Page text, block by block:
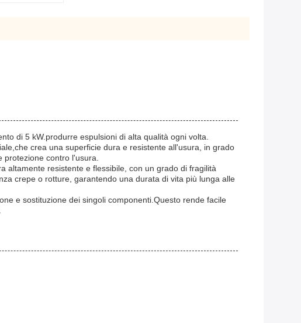
di 5 kW.produrre espulsioni di alta qualità ogni volta.
crea una superficie dura e resistente all'usura, in grado
contro l'usura.
altamente resistente e flessibile, con un grado di fragilità
crepe o rotture, garantendo una durata di vita più lunga alle
e sostituzione dei singoli componenti.Questo rende facile